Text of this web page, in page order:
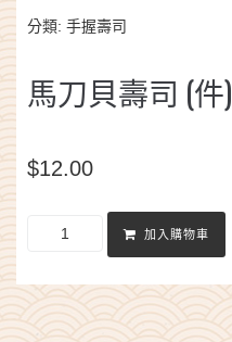
分類: 手握壽司
馬刀貝壽司 (件)
$12.00
加入購物車